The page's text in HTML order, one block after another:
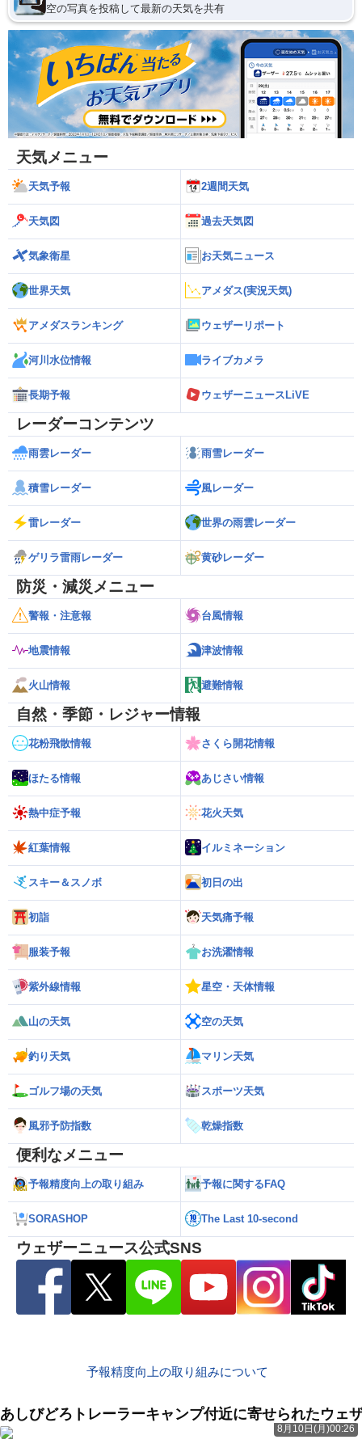
空の写真を投稿して最新の天気を共有
天気メニュー
天気予報 2週間天気
天気図 過去天気図
気象衛星 お天気ニュース
世界天気 アメダス(実況天気)
アメダスランキング ウェザーリポート
河川水位情報 ライブカメラ
長期予報 ウェザーニュースLiVE
レーダーコンテンツ
雨雲レーダー 雨雪レーダー
積雪レーダー 風レーダー
雷レーダー 世界の雨雲レーダー
ゲリラ雷雨レーダー 黄砂レーダー
防災・減災メニュー
警報・注意報 台風情報
地震情報 津波情報
火山情報 避難情報
自然・季節・レジャー情報
花粉飛散情報 さくら開花情報
ほたる情報 あじさい情報
熱中症予報 花火天気
紅葉情報 イルミネーション
スキー＆スノボ 初日の出
初詣 天気痛予報
服装予報 お洗濯情報
紫外線情報 星空・天体情報
山の天気 空の天気
釣り天気 マリン天気
ゴルフ場の天気 スポーツ天気
風邪予防指数 乾燥指数
便利なメニュー
予報精度向上の取り組み 予報に関するFAQ
SORASHOP The Last 10-second
ウェザーニュース公式SNS
予報精度向上の取り組みについて
あしびどろトレーラーキャンプ付近に寄せられたウェ
8月10日(月)00:26